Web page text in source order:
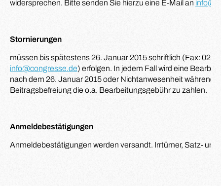
widersprechen. Bitte senden Sie hierzu eine E-Mail an
Stornierungen
müssen bis spätestens 26. Januar 2015 schriftlich (Fax: 02
info@congresse.de) erfolgen. In jedem Fall wird eine
nach dem 26. Januar 2015 oder Nichtanwesenheit während
Beitragsbefreiung die o.a. Bearbeitungsgebühr zu zahlen.
Anmeldebestätigungen
Anmeldebestätigungen werden versandt. Irrtümer, Satz-